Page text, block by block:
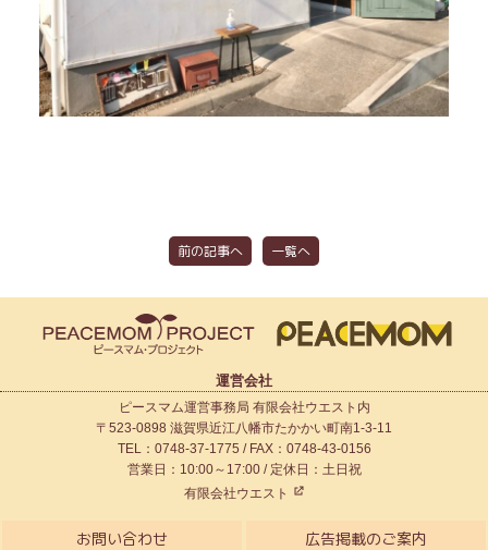
前の記事へ 一覧へ
運営会社
ピースマム運営事務局 有限会社ウエスト内
〒523-0898 滋賀県近江八幡市たかかい町南1-3-11
TEL：0748-37-1775 / FAX：0748-43-0156
営業日：10:00～17:00 / 定休日：土日祝
有限会社ウエスト
お問い合わせ 広告掲載のご案内